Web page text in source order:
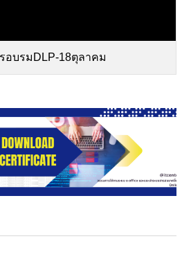
อบรมDLP-18ตุลาคม